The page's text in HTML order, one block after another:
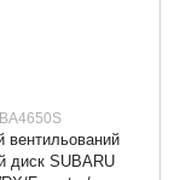
вентильований
диск SUBARU